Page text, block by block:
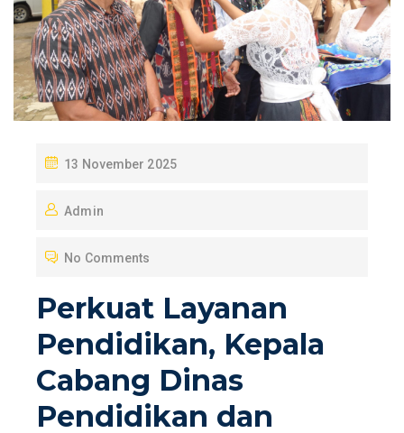
P
S
E
O
N
13 November 2025
Admin
No Comments
Perkuat Layanan
Pendidikan, Kepala
Cabang Dinas
Pendidikan dan